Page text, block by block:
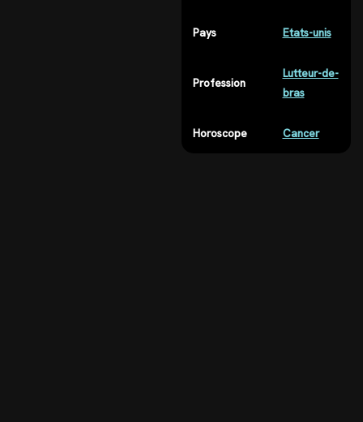
Pays Etats-unis
Profession
Lutteur-de-
bras
Horoscope Cancer